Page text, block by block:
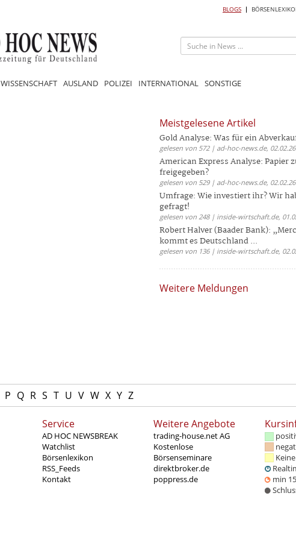
BLOGS
WISSENSCHAFT AUSLAND POLIZEI INTERNATIONAL SONSTIGE
Meistgelesene Artikel
Gold Analyse: Was für ein
gelesen von 572 | ad-hoc-news.de,
American Express Analyse: Papier
freigegeben?
gelesen von 529 | ad-hoc-news.de,
Umfrage: Wie investiert ihr? Wir
gefragt!
gelesen von 248 | inside-wirtschaft.de,
Robert Halver (Baader Bank):
kommt es Deutschland ...
gelesen von 136 | inside-wirtschaft.de,
Weitere Meldungen
P Q R S T U V W X Y Z
Service
AD HOC NEWSBREAK
Watchlist
Börsenlexikon
RSS_Feeds
Kontakt
Weitere Angebote
trading-house.net AG
Kostenlose
Börsenseminare
direktbroker.de
poppress.de
min